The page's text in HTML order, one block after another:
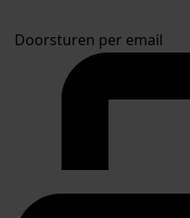
Doorsturen per email